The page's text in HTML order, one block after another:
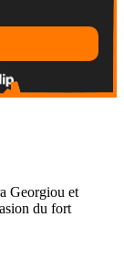
Georgiou et
du fort